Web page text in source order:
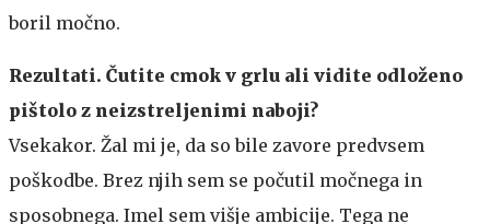
boril močno.
Rezultati. Čutite cmok v grlu ali vidite odloženo
pištolo z neizstreljenimi naboji?
Vsekakor. Žal mi je, da so bile zavore predvsem
poškodbe. Brez njih sem se počutil močnega in
sposobnega. Imel sem višje ambicije. Tega ne